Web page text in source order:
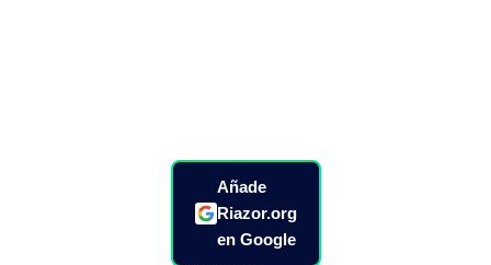
Añade
Riazor.org
en Google